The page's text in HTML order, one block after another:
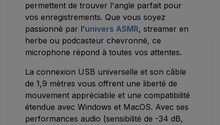
permettent de trouver l'angle parfait pour
vos enregistrements. Que vous soyez
passionné par l'univers ASMR, streamer en
herbe ou podcasteur chevronné, ce
microphone répond à toutes vos attentes.
La connexion USB universelle et son câble
de 1,9 mètres vous offrent une liberté de
mouvement appréciable et une compatibilité
étendue avec Windows et MacOS. Avec ses
performances audio (sensibilité de -34 dB,